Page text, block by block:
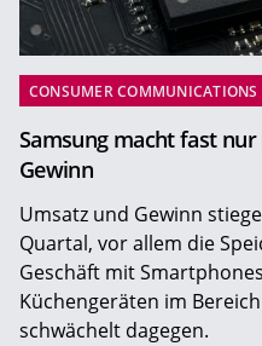
CONSUMER COMMUNICATIONS
Samsung macht fast
Gewinn
Umsatz und Gewinn
Quartal, vor allem die
Geschäft mit
Küchengeräten im
schwächelt dagegen.